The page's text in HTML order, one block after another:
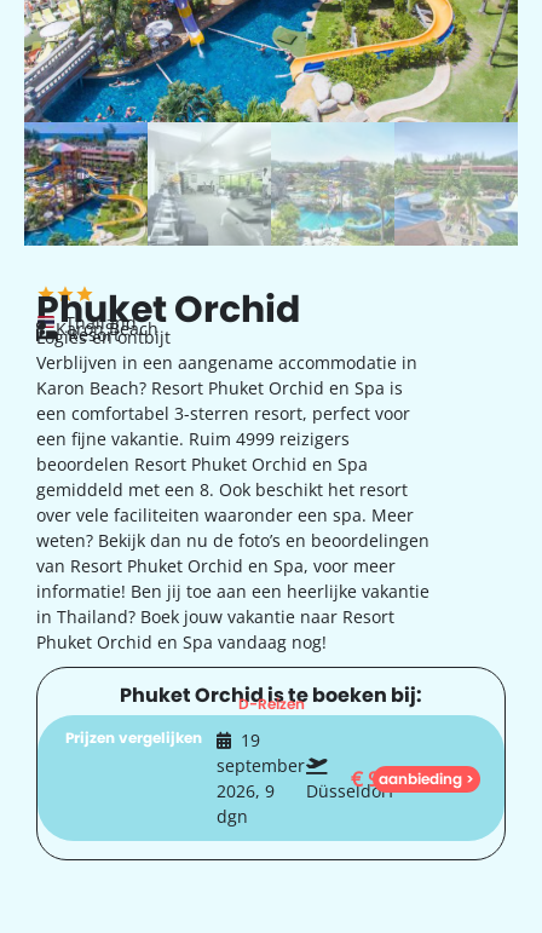
Phuket Orchid
Thailand
Karon Beach
Resort
Logies en ontbijt
Verblijven in een aangename accommodatie in
Karon Beach? Resort Phuket Orchid en Spa is
een comfortabel 3-sterren resort, perfect voor
een fijne vakantie. Ruim 4999 reizigers
beoordelen Resort Phuket Orchid en Spa
gemiddeld met een 8. Ook beschikt het resort
over vele faciliteiten waaronder een spa. Meer
weten? Bekijk dan nu de foto’s en beoordelingen
van Resort Phuket Orchid en Spa, voor meer
informatie! Ben jij toe aan een heerlijke vakantie
in Thailand? Boek jouw vakantie naar Resort
Phuket Orchid en Spa vandaag nog!
Phuket Orchid is te boeken bij:
D-Reizen
Prijzen vergelijken
19
september
2026, 9
dgn
Düsseldorf
€950
aanbieding >